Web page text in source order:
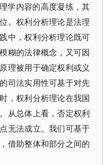
学内容的高度凝练，其
。权利分析理论是法理
中，权利分析理论既可
糊的法律概念，又可因
理被用于确定权利或义
司法实用性可基于对先
，权利分析理论在我国
从总体上看，否定权利
无法成立。我们可基于
借助整体和部分之间的